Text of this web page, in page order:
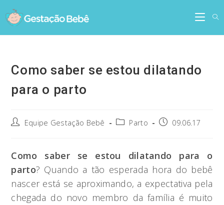
to
content
Como saber se estou dilatando
para o parto
PostEquipe Gestação Bebê
PostParto
Post09.06.17
Como saber se estou dilatando para o
parto? Quando a tão esperada hora do bebê
nascer está se aproximando, a expectativa pela
chegada do novo membro da família é muito